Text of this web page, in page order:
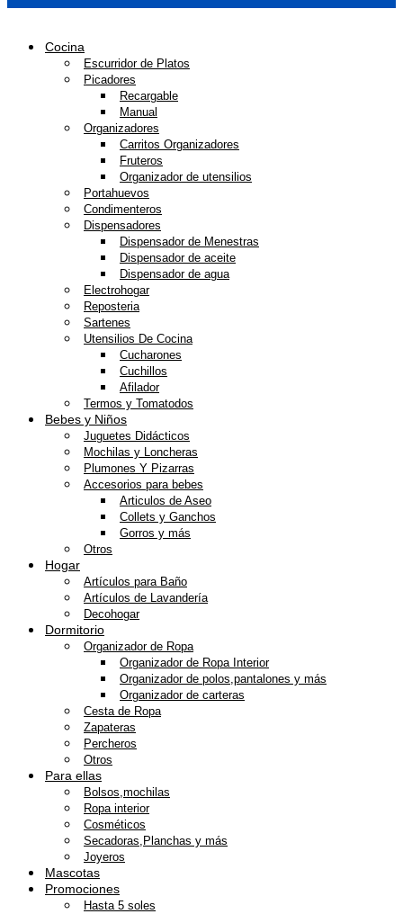
Cocina
Escurridor de Platos
Picadores
Recargable
Manual
Organizadores
Carritos Organizadores
Fruteros
Organizador de utensilios
Portahuevos
Condimenteros
Dispensadores
Dispensador de Menestras
Dispensador de aceite
Dispensador de agua
Electrohogar
Reposteria
Sartenes
Utensilios De Cocina
Cucharones
Cuchillos
Afilador
Termos y Tomatodos
Bebes y Niños
Juguetes Didácticos
Mochilas y Loncheras
Plumones Y Pizarras
Accesorios para bebes
Articulos de Aseo
Collets y Ganchos
Gorros y más
Otros
Hogar
Artículos para Baño
Artículos de Lavandería
Decohogar
Dormitorio
Organizador de Ropa
Organizador de Ropa Interior
Organizador de polos,pantalones y más
Organizador de carteras
Cesta de Ropa
Zapateras
Percheros
Otros
Para ellas
Bolsos,mochilas
Ropa interior
Cosméticos
Secadoras,Planchas y más
Joyeros
Mascotas
Promociones
Hasta 5 soles